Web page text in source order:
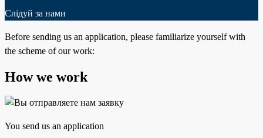
Слідуй за нами
Before sending us an application, please familiarize yourself with
the scheme of our work:
How we work
You send us an application